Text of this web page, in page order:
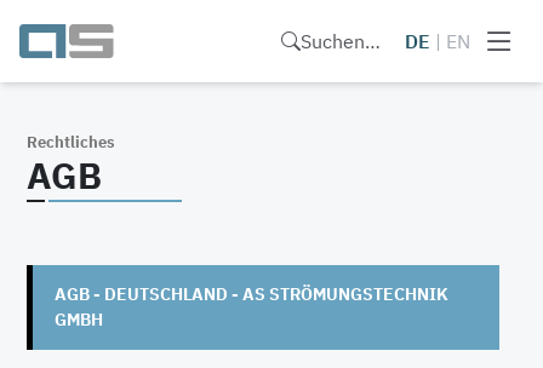
Suchen… DE | EN
Rechtliches
AGB
AGB - DEUTSCHLAND - AS STRÖMUNGSTECHNIK
GMBH